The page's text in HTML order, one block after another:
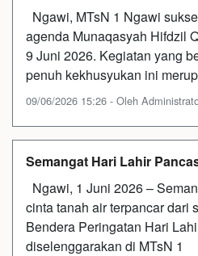
Ngawi, MTsN 1 Ngawi
agenda Munaqasyah Hifdzil
9 Juni 2026. Kegiatan yang
penuh kekhusyukan ini
09/06/2026 15:26 - Oleh
Semangat Hari Lahir
Ngawi, 1 Juni 2026 –
cinta tanah air terpancar dari
Bendera Peringatan Hari
diselenggarakan di MTsN 1